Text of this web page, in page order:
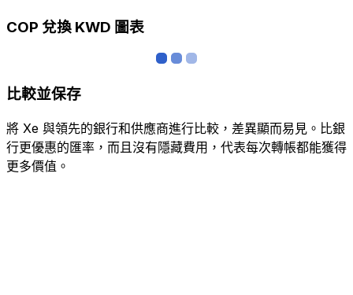
COP 兌換 KWD 圖表
比較並保存
將 Xe 與領先的銀行和供應商進行比較，差異顯而易見。比銀
行更優惠的匯率，而且沒有隱藏費用，代表每次轉帳都能獲得
更多價值。